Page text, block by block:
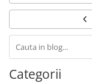
Categorii